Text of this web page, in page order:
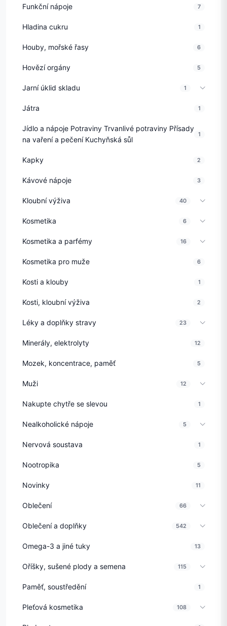
Funkční nápoje 7
Hladina cukru 1
Houby, mořské řasy 6
Hovězí orgány 5
Jarní úklid skladu 1
Játra 1
Jídlo a nápoje Potraviny Trvanlivé potraviny Přísady
na vaření a pečení Kuchyňská sůl
1
Kapky 2
Kávové nápoje 3
Kloubní výživa 40
Kosmetika 6
Kosmetika a parfémy 16
Kosmetika pro muže 6
Kosti a klouby 1
Kosti, kloubní výživa 2
Léky a doplňky stravy 23
Minerály, elektrolyty 12
Mozek, koncentrace, paměť 5
Muži 12
Nakupte chytře se slevou 1
Nealkoholické nápoje 5
Nervová soustava 1
Nootropika 5
Novinky 11
Oblečení 66
Oblečení a doplňky 542
Omega-3 a jiné tuky 13
Oříšky, sušené plody a semena 115
Paměť, soustředění 1
Pleťová kosmetika 108